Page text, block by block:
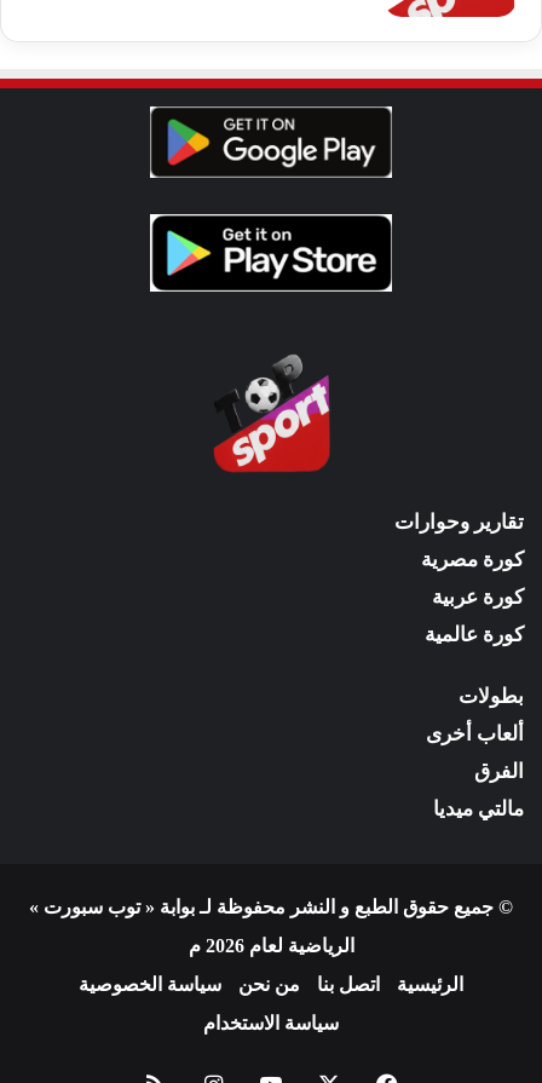
تقارير وحوارات
كورة مصرية
كورة عربية
كورة عالمية
بطولات
ألعاب أخرى
الفرق
مالتي ميديا
© جميع حقوق الطبع و النشر محفوظة لـ بوابة « توب سبورت »
الرياضية لعام 2026 م
الرئيسية
اتصل بنا من نحن
سياسة الخصوصية
سياسة الاستخدام